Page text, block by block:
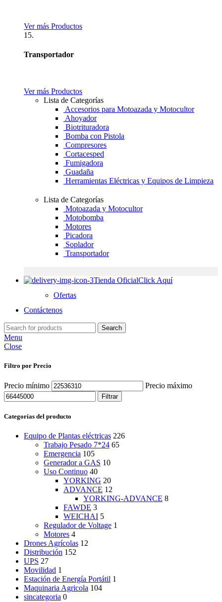
Ver más Productos
15.
Transportador
Ver más Productos
Lista de Categorías
Accesorios para Motoazada y Motocultor
Ahoyador
Biotrituradora
Bomba con Pistola
Compresores
Cortacesped
Fumigadora
Guadaña
Herramientas Eléctricas y Equipos de Limpieza
Lista de Categorías
Motoazada y Motocultor
Motobomba
Motores
Picadora
Soplador
Transportador
Tienda OficialClick Aquí
Ofertas
Contáctenos
Search
Menu
Close
Filtro por Precio
Precio mínimo Precio máximo
Filtrar
Categorías del producto
Equipo de Plantas eléctricas 226
Trabajo Pesado 7*24 65
Emergencia 105
Generador a GAS 10
Uso Continuo 40
YORKING 20
ADVANCE 12
YORKING-ADVANCE 8
FAWDE 3
WEICHAI 5
Regulador de Voltage 1
Motores 4
Drones Agrícolas 12
Distribución 152
UPS 27
Movilidad 1
Estación de Energía Portátil 1
Maquinaria Agricola 104
sincategoria 0